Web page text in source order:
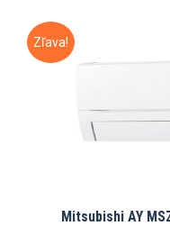
Zľava!
Mitsubishi AY